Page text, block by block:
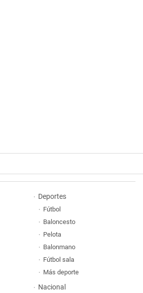
Deportes
Fútbol
Baloncesto
Pelota
Balonmano
Fútbol sala
Más deporte
Nacional